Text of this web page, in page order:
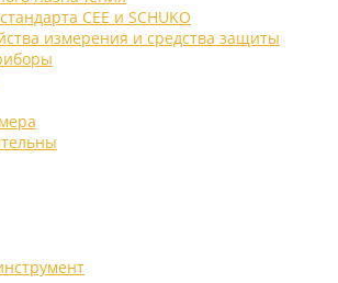
CEE и SCHUKO
измерения и средства защиты